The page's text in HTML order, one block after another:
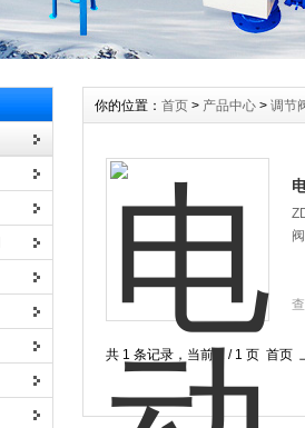
你的位置： 首页 > 产品中心 > 调节
共 1 条记录，当前 1 / 1 页 首页